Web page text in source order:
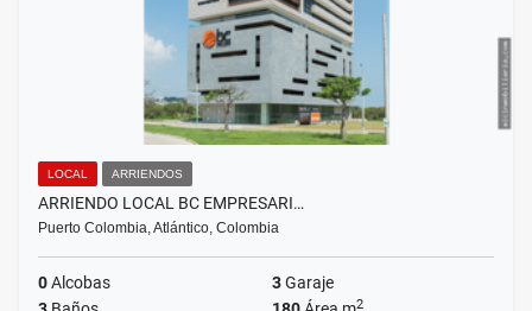
LOCAL ARRIENDOS
ARRIENDO LOCAL BC EMPRESARI…
Puerto Colombia, Atlántico, Colombia
0Alcobas 3Garaje
2